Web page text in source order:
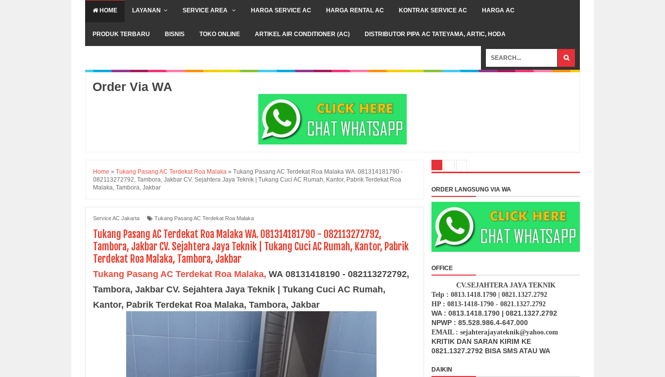
HOME LAYANAN SERVICE AREA HARGA SERVICE AC HARGA RENTAL AC KONTRAK SERVICE AC HARGA AC
PRODUK TERBARU BISNIS TOKO ONLINE ARTIKEL AIR CONDITIONER (AC) DISTRIBUTOR PIPA AC TATEYAMA, ARTIC, HODA
Order Via WA
Home » Tukang Pasang AC Terdekat Roa Malaka » Tukang Pasang AC Terdekat Roa Malaka WA. 081314181790 -
082113272792, Tambora, Jakbar CV. Sejahtera Jaya Teknik | Tukang Cuci AC Rumah, Kantor, Pabrik Terdekat Roa
Malaka, Tambora, Jakbar
Service AC Jakarta Tukang Pasang AC Terdekat Roa Malaka
Tukang Pasang AC Terdekat Roa Malaka WA. 081314181790 - 082113272792,
Tambora, Jakbar CV. Sejahtera Jaya Teknik | Tukang Cuci AC Rumah, Kantor, Pabrik
Terdekat Roa Malaka, Tambora, Jakbar
Tukang Pasang AC Terdekat Roa Malaka, WA 08131418190 - 082113272792,
Tambora, Jakbar CV. Sejahtera Jaya Teknik | Tukang Cuci AC Rumah,
Kantor, Pabrik Terdekat Roa Malaka, Tambora, Jakbar
ORDER LANGSUNG VIA WA
OFFICE
CV.SEJAHTERA JAYA TEKNIK
Telp : 0813.1418.1790 | 0821.1327.2792
HP : 0813-1418-1790 - 0821.1327.2792
WA : 0813.1418.1790 | 0821.1327.2792
NPWP : 85.528.986.4-647.000
EMAIL : sejahterajayateknik@yahoo.com
KRITIK DAN SARAN KIRIM KE
0821.1327.2792 BISA SMS ATAU WA
DAIKIN